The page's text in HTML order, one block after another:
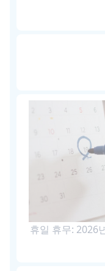
휴일 휴무: 2026